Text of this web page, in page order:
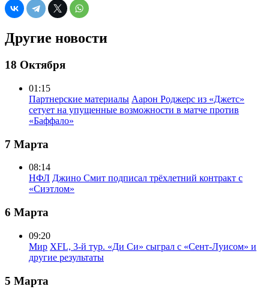
Другие новости
18 Октября
01:15
Партнерские материалы Аарон Роджерс из «Джетс»
сетует на упущенные возможности в матче против
«Баффало»
7 Марта
08:14
НФЛ Джино Смит подписал трёхлетний контракт с
«Сиэтлом»
6 Марта
09:20
Мир XFL, 3-й тур. «Ди Си» сыграл с «Сент-Луисом» и
другие результаты
5 Марта